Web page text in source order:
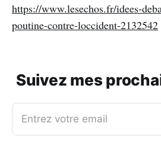
https://www.lesechos.fr/idees-
poutine-contre-loccident-2132542
Suivez mes
Entrez votre email